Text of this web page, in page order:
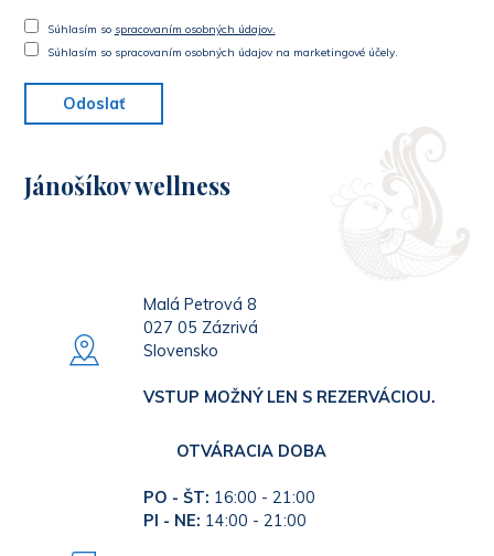
Súhlasím so spracovaním osobných údajov.
Súhlasím so spracovaním osobných údajov na marketingové účely.
Odoslať
Jánošíkov wellness
Malá Petrová 8
027 05 Zázrivá
Slovensko
VSTUP MOŽNÝ LEN S REZERVÁCIOU.
OTVÁRACIA DOBA
PO - ŠT: 16:00 - 21:00
PI - NE: 14:00 - 21:00